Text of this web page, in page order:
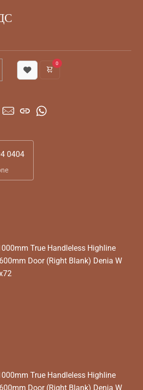
0
0404
True Handleless Highline
Door (Right Blank) Denia W
True Handleless Highline
Door (Right Blank) Denia W